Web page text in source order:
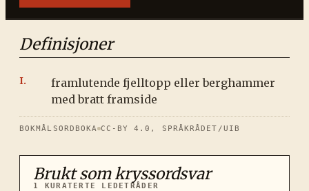
Definisjoner
framlutende fjelltopp eller berghammer
med bratt framside
BOKMÅLSORDBOKA CC-BY 4.0, SPRÅKRÅDET/UIB
Brukt som kryssordsvar
1 KURATERTE LEDETRÅDER